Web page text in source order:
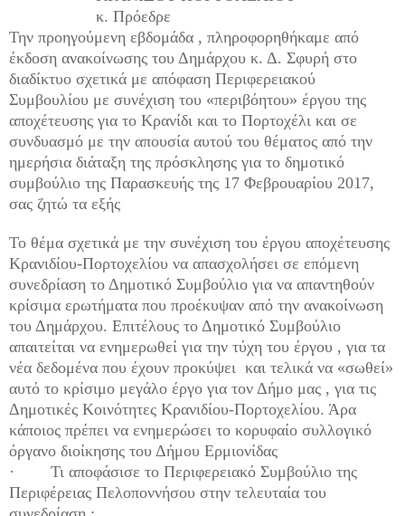
κ. Πρόεδρε
Την προηγούμενη εβδομάδα , πληροφορηθήκαμε από
έκδοση ανακοίνωσης του Δημάρχου κ. Δ. Σφυρή στο
διαδίκτυο σχετικά με απόφαση Περιφερειακού
Συμβουλίου με συνέχιση του «περιβόητου» έργου της
αποχέτευσης για το Κρανίδι και το Πορτοχέλι και σε
συνδυασμό με την απουσία αυτού του θέματος από την
ημερήσια διάταξη της πρόσκλησης για το δημοτικό
συμβούλιο της Παρασκευής της 17 Φεβρουαρίου 2017,
σας ζητώ τα εξής
Το θέμα σχετικά με την συνέχιση του έργου αποχέτευσης
Κρανιδίου-Πορτοχελίου να απασχολήσει σε επόμενη
συνεδρίαση το Δημοτικό Συμβούλιο για να απαντηθούν
κρίσιμα ερωτήματα που προέκυψαν από την ανακοίνωση
του Δημάρχου. Επιτέλους το Δημοτικό Συμβούλιο
απαιτείται να ενημερωθεί για την τύχη του έργου , για τα
νέα δεδομένα που έχουν προκύψει και τελικά να «σωθεί»
αυτό το κρίσιμο μεγάλο έργο για τον Δήμο μας , για τις
Δημοτικές Κοινότητες Κρανιδίου-Πορτοχελίου. Άρα
κάποιος πρέπει να ενημερώσει το κορυφαίο συλλογικό
όργανο διοίκησης του Δήμου Ερμιονίδας
·
Τι αποφάσισε το Περιφερειακό Συμβούλιο της
Περιφέρειας Πελοποννήσου στην τελευταία του